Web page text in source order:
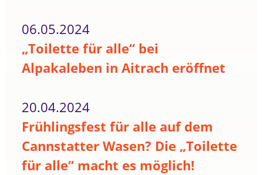
06.05.2024
„Toilette für alle“ bei
Alpakaleben in Aitrach eröffnet
20.04.2024
Frühlingsfest für alle auf dem
Cannstatter Wasen? Die „Toilette
für alle“ macht es möglich!